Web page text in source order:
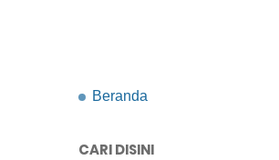
Beranda
CARI DISINI